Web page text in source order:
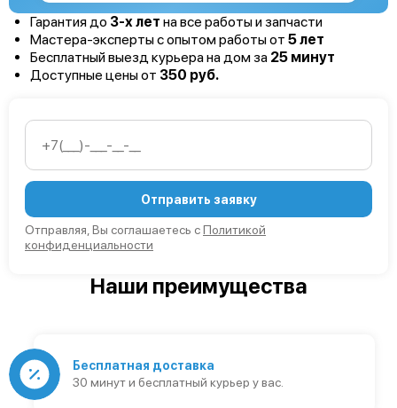
Гарантия до 3-х лет на все работы и запчасти
Мастера-эксперты с опытом работы от 5 лет
Бесплатный выезд курьера на дом за 25 минут
Доступные цены от 350 руб.
Отправить заявку
Отправляя, Вы соглашаетесь сПолитикой
конфиденциальности
Наши преимущества
Бесплатная доставка
30 минут и бесплатный курьер у вас.